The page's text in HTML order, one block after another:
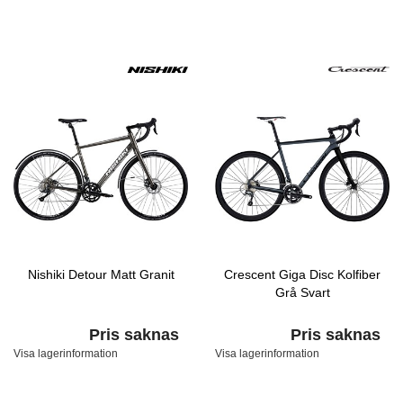
Nishiki Detour Matt Granit
Pris saknas
Visa lagerinformation
Crescent Giga Disc Kolfiber
Grå Svart
Pris saknas
Visa lagerinformation